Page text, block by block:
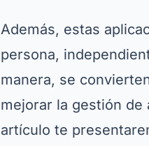
Además, estas
persona,
manera, se
mejorar la gestión de
artículo te